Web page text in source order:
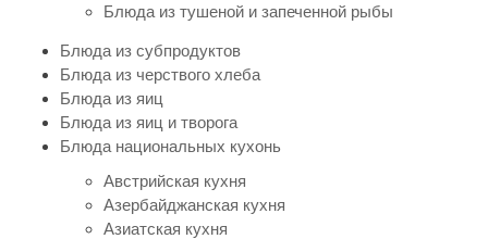
Блюда из тушеной и запеченной рыбы
Блюда из субпродуктов
Блюда из черствого хлеба
Блюда из яиц
Блюда из яиц и творога
Блюда национальных кухонь
Австрийская кухня
Азербайджанская кухня
Азиатская кухня